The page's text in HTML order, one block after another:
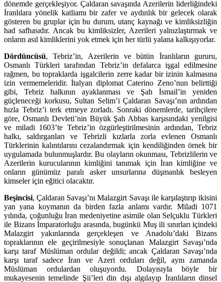
dönemde gerçekleşiyor. Çaldaran savaşında Azerilerin liderliğindeki
İranlılara yönelik katliamı bir zafer ve aydınlık bir gelecek olarak
gösteren bu gruplar için bu durum, utanç kaynağı ve kimliksizliğin
had safhasıdır. Ancak bu kimliksizler, Azerileri yalnızlaştırmak ve
onların asıl kimliklerini yok etmek için her türlü yalana kalkışıyorlar.
Dördüncüsü, Tebriz’in, Azerilerin ve bütün İranlıların gururu,
Osmanlı Türkleri tarafından Tebriz’in defalarca işgal edilmesine
rağmen, bu topraklarda işgalcilerin zerre kadar bir izinin kalmasına
izin vermemeleridir. İtalyan diplomat Caterino Zeno’nun belirttiği
gibi, Tebriz halkının ayaklanması ve Şah İsmail’in yeniden
güçleneceği korkusu, Sultan Selim’i Çaldaran Savaşı’nın ardından
hızla Tebriz’i terk etmeye zorladı. Sonraki dönemlerde, tarihçilere
göre, Osmanlı Devleti’nin Büyük Şah Abbas karşısındaki yenilgisi
ve miladi 1603’te Tebriz’in özgürleştirilmesinin ardından, Tebriz
halkı, saldırganları ve Tebrizli kızlarla zorla evlenen Osmanlı
Türklerinin kalıntılarını cezalandırmak için kendiliğinden örnek bir
uygulamada bulunmuşlardır. Bu olayların okunması, Tebrizlilerin ve
Azerilerin kurucularının kimliğini tanımak için İran kimliğine ve
onların günümüz paralı asker unsurlarına düşmanlık besleyen
kimseler için eğitici olacaktır.
Beşincisi, Çaldaran Savaşı’nı Malazgirt Savaşı ile karşılaştırıp ikisini
yan yana koymanın da birden fazla anlamı vardır. Miladi 1071
yılında, çoğunluğu İran medeniyetine asimile olan Selçuklu Türkleri
ile Bizans İmparatorluğu arasında, bugünkü Muş ili sınırları içindeki
Malazgirt yakınlarında gerçekleşen ve Anadolu’daki Bizans
topraklarının ele geçirilmesiyle sonuçlanan Malazgirt Savaşı’nda
karşı taraf Müslüman ordular değildi; ancak Çaldaran Savaşı’nda
karşı taraf sadece İran ve Azeri orduları değil, aynı zamanda
Müslüman ordulardan oluşuyordu. Dolayısıyla böyle bir
mukayesenin temelinde Şii’leri din dışı algılayıp İranlıların dinsel